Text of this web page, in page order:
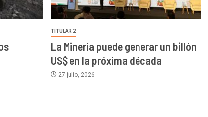
TITULAR 2
La Minería puede generar un billón
US$ en la próxima década
27 julio, 2026